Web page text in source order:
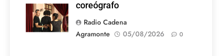
Facebook de la
compañía
coreógrafo
Radio Cadena
Agramonte
05/08/2026 0